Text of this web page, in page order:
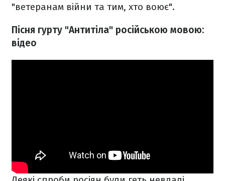
"ветеранам війни та тим, хто воює".
Пісня гурту "Антитіла" російською мовою:
відео